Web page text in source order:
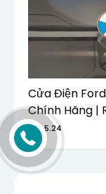
Cửa Điện
Chính Hãng |
6.5.24